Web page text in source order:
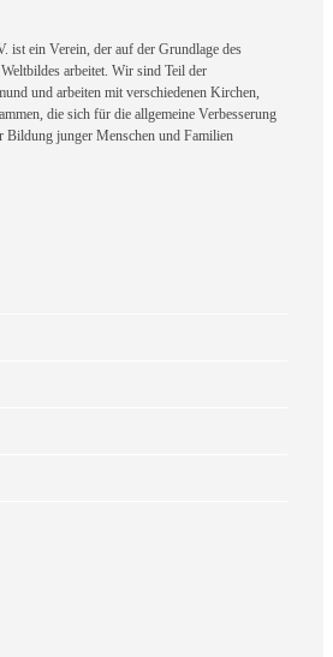
ist ein Verein, der auf der Grundlage des
arbeitet. Wir sind Teil der
und arbeiten mit verschiedenen Kirchen,
die sich für die allgemeine Verbesserung
Bildung junger Menschen und Familien